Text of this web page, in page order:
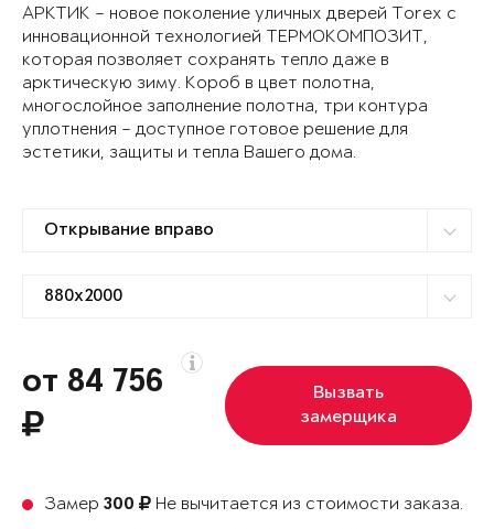
АРКТИК – новое поколение уличных дверей Torex с
инновационной технологией ТЕРМОКОМПОЗИТ,
которая позволяет сохранять тепло даже в
арктическую зиму. Короб в цвет полотна,
многослойное заполнение полотна, три контура
уплотнения – доступное готовое решение для
эстетики, защиты и тепла Вашего дома.
от 84 756
Вызвать
замерщика
Замер 300
Не вычитается из стоимости заказа.